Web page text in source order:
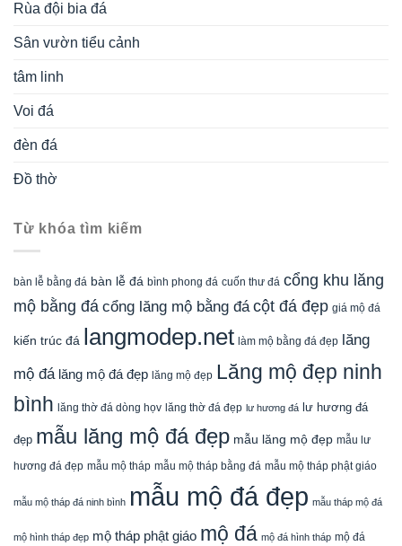
Rùa đội bia đá
Sân vườn tiểu cảnh
tâm linh
Voi đá
đèn đá
Đồ thờ
Từ khóa tìm kiếm
bàn lễ bằng đá bàn lễ đá bình phong đá cuốn thư đá cổng khu lăng
mộ bằng đá cổng lăng mộ bằng đá cột đá đẹp giá mộ đá
kiến trúc đá langmodep.net làm mộ bằng đá đẹp lăng
mộ đá lăng mộ đá đẹp lăng mộ đẹp Lăng mộ đẹp ninh
bình lăng thờ đá dòng họv lăng thờ đá đẹp lư hương đá lư hương đá
đẹp mẫu lăng mộ đá đẹp mẫu lăng mộ đẹp mẫu lư
hương đá đẹp mẫu mộ tháp mẫu mộ tháp bằng đá mẫu mộ tháp phật giáo
mẫu mộ tháp đá ninh bình mẫu mộ đá đẹp mẫu tháp mộ đá
mộ hình tháp đẹp mộ tháp phật giáo mộ đá mộ đá hình tháp mộ đá